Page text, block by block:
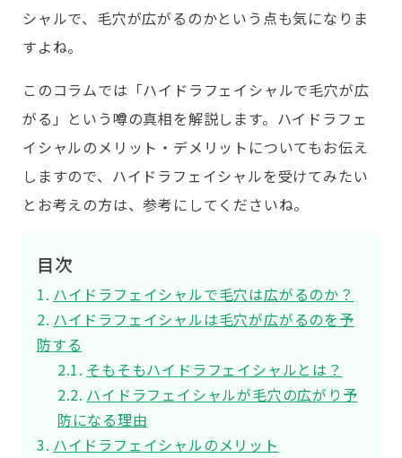
シャルで、毛穴が広がるのかという点も気になりま
すよね。
このコラムでは「ハイドラフェイシャルで毛穴が広
がる」という噂の真相を解説します。ハイドラフェ
イシャルのメリット・デメリットについてもお伝え
しますので、ハイドラフェイシャルを受けてみたい
とお考えの方は、参考にしてくださいね。
目次
ハイドラフェイシャルで毛穴は広がるのか？
ハイドラフェイシャルは毛穴が広がるのを予
防する
そもそもハイドラフェイシャルとは？
ハイドラフェイシャルが毛穴の広がり予
防になる理由
ハイドラフェイシャルのメリット